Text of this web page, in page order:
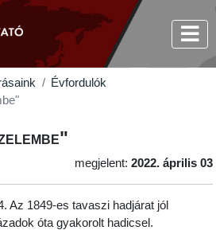
Évfordulók
megjelent: 2022. április 03
Az 1849-es tavaszi hadjárat jól
óta gyakorolt hadicsel.